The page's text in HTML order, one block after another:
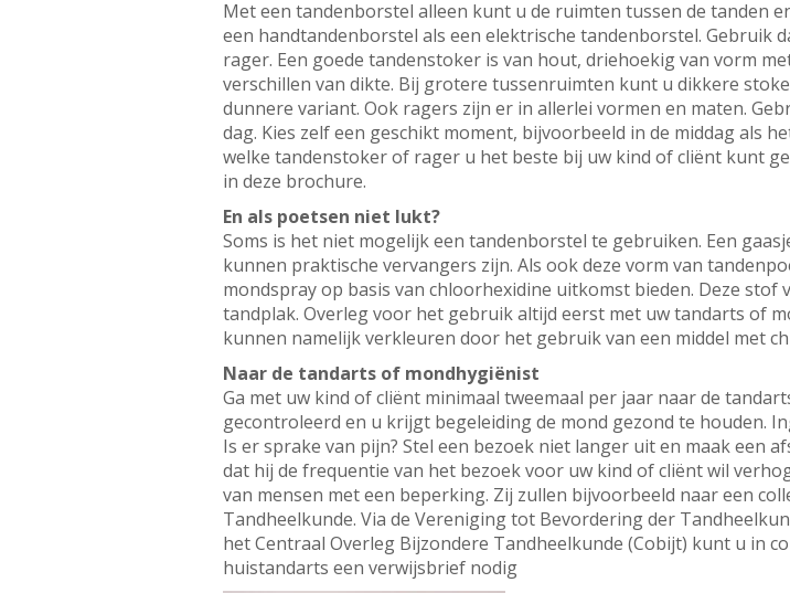
Met een tandenborstel alleen kunt u de ruimten tussen de tanden
een handtandenborstel als een elektrische tandenborstel. Gebruik
rager. Een goede tandenstoker is van hout, driehoekig van vorm
verschillen van dikte. Bij grotere tussenruimten kunt u dikkere
dunnere variant. Ook ragers zijn er in allerlei vormen en maten.
dag. Kies zelf een geschikt moment, bijvoorbeeld in de middag als
welke tandenstoker of rager u het beste bij uw kind of cliënt kunt
in deze brochure.
En als poetsen niet lukt?
Soms is het niet mogelijk een tandenborstel te gebruiken. Een
kunnen praktische vervangers zijn. Als ook deze vorm van
mondspray op basis van chloorhexidine uitkomst bieden. Deze
tandplak. Overleg voor het gebruik altijd eerst met uw tandarts of
kunnen namelijk verkleuren door het gebruik van een middel met
Naar de tandarts of mondhygiënist
Ga met uw kind of cliënt minimaal tweemaal per jaar naar de
gecontroleerd en u krijgt begeleiding de mond gezond te houden.
Is er sprake van pijn? Stel een bezoek niet langer uit en maak een
dat hij de frequentie van het bezoek voor uw kind of cliënt wil
van mensen met een beperking. Zij zullen bijvoorbeeld naar een
Tandheelkunde. Via de Vereniging tot Bevordering der
het Centraal Overleg Bijzondere Tandheelkunde (Cobijt) kunt u in
huistandarts een verwijsbrief nodig